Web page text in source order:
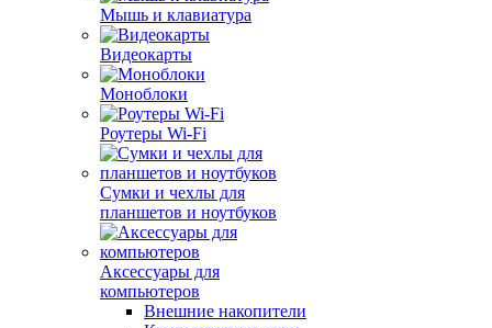
Мышь и клавиатура
Видеокарты
Моноблоки
Роутеры Wi-Fi
Сумки и чехлы для
планшетов и ноутбуков
Аксессуары для
компьютеров
Внешние накопители